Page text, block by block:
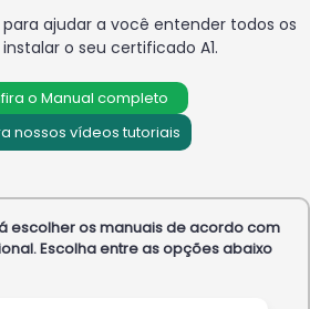
ajudar a você entender todos os
o seu certificado A1.
o Manual completo
nossos vídeos tutoriais
escolher os manuais de acordo com
Escolha entre as opções abaixo